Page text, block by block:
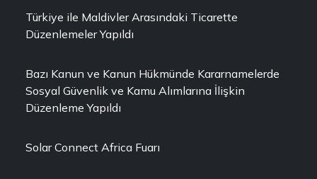
Türkiye ile Maldivler Arasındaki Ticarette
Düzenlemeler Yapıldı
Bazı Kanun ve Kanun Hükmünde Kararnamelerde
Sosyal Güvenlik ve Kamu Alımlarına İlişkin
Düzenleme Yapıldı
Solar Connect Africa Fuarı